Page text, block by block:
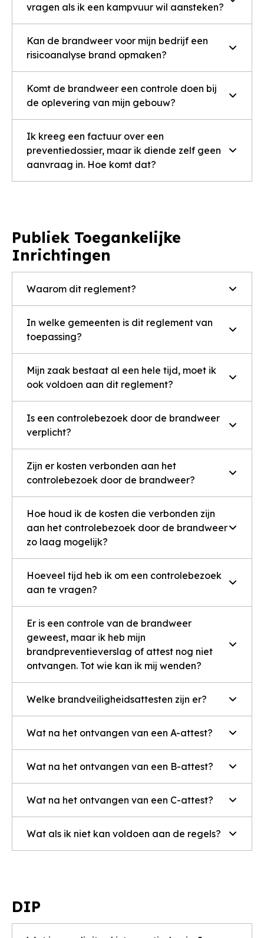
vragen als ik een kampvuur wil aansteken?
Kan de brandweer voor mijn bedrijf een
risicoanalyse brand opmaken?
Komt de brandweer een controle doen bij
de oplevering van mijn gebouw?
Ik kreeg een factuur over een
preventiedossier, maar ik diende zelf geen
aanvraag in. Hoe komt dat?
Publiek Toegankelijke
Inrichtingen
Waarom dit reglement?
In welke gemeenten is dit reglement van
toepassing?
Mijn zaak bestaat al een hele tijd, moet ik
ook voldoen aan dit reglement?
Is een controlebezoek door de brandweer
verplicht?
Zijn er kosten verbonden aan het
controlebezoek door de brandweer?
Hoe houd ik de kosten die verbonden zijn
aan het controlebezoek door de brandweer
zo laag mogelijk?
Hoeveel tijd heb ik om een controlebezoek
aan te vragen?
Er is een controle van de brandweer
geweest, maar ik heb mijn
brandpreventieverslag of attest nog niet
ontvangen. Tot wie kan ik mij wenden?
Welke brandveiligheidsattesten zijn er?
Wat na het ontvangen van een A-attest?
Wat na het ontvangen van een B-attest?
Wat na het ontvangen van een C-attest?
Wat als ik niet kan voldoen aan de regels?
DIP